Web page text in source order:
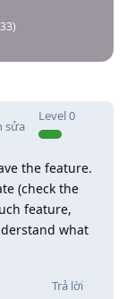
33)
Level0
sửa
the feature.
(check the
feature,
what
Trả lời